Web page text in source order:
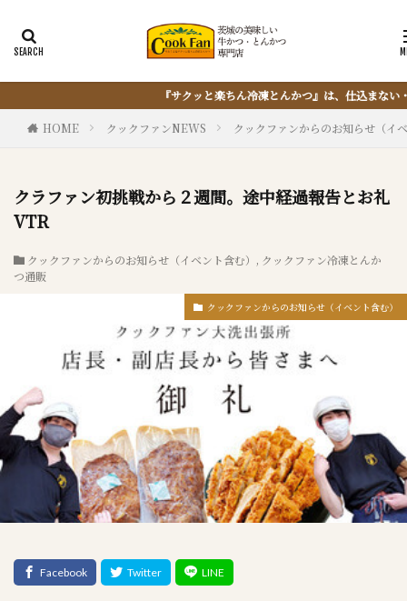
つ』は、仕込まない・揚げない・油捨てない。おうちで『とんかつ』は簡単に
HOME クックファンNEWS クックファンからのお知らせ（イ
クラファン初挑戦から２週間。途中経過報告とお礼
VTR
クックファンからのお知らせ（イベント含む） , クックファン冷凍とんか
つ通販
クックファンからのお知らせ（イベント含む）